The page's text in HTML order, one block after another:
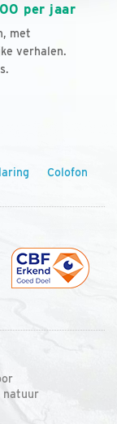
per jaar
met
verhalen.
Colofon
natuur